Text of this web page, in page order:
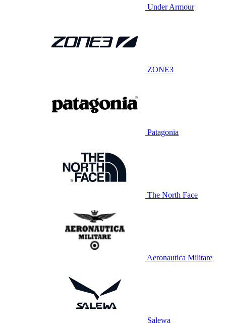
Under Armour
ZONE3
Patagonia
The North Face
Aeronautica Militare
Salewa